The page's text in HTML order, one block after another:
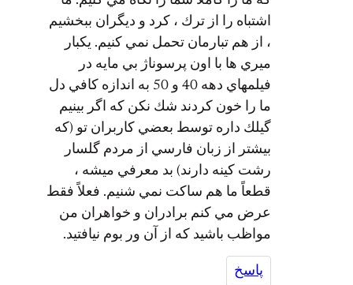
اشتباه را از ترك ، كرد و ديگران ببخشيم
، از هم تبارمان تحمل نمي كنيم. يكبار
ميري ها با اون پرسوناژ بي مايه در
فيلمهاي دهه 40 و 50 به اندازه كافي دل
ما را خون كردند شك نكن كه اگر بينيم
گيلك داره توسط بعضي كاربران تو (كه
بيشتر از زبان فارسي از مردم گلسار
رشت كينه دارند) بد معرفي ميشه ،
قطعاً ما هم ساكت نمي شنيم. فعلاً فقط
عرض مي كنم برادران و خواهران من
مواظب باشيد كه از آن ور بوم نيافتيد.
پاسخ